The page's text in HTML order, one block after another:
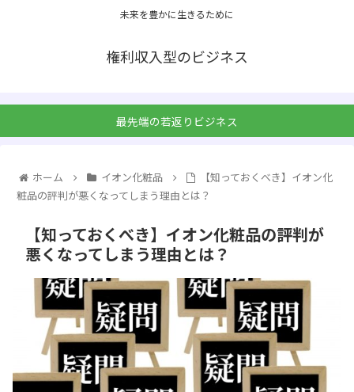
未来を豊かに生きるために
権利収入型のビジネス
最先端の若返りビジネス
ホーム イオン化粧品
【知っておくべき】イオン化
粧品の評判が悪くなってしまう理由とは？
【知っておくべき】イオン化粧品の評判が
悪くなってしまう理由とは？